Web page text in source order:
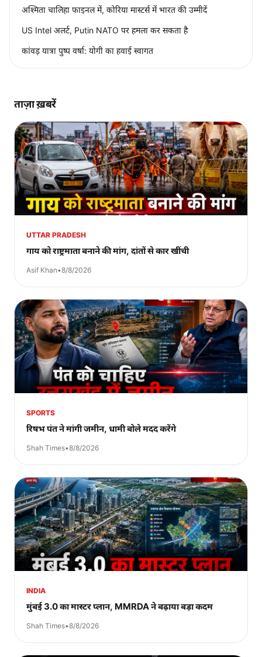
अश्मिता चालिहा फाइनल में, कोरिया मास्टर्स में भारत की उम्मीदें
US Intel अलर्ट, Putin NATO पर हमला कर सकता है
कांवड़ यात्रा पुष्प वर्षा: योगी का हवाई स्वागत
ताज़ा ख़बरें
UTTAR PRADESH
गाय को राष्ट्रमाता बनाने की मांग, दांतों से कार खींची
Asif Khan•8/8/2026
SPORTS
रिषभ पंत ने मांगी जमीन, धामी बोले मदद करेंगे
Shah Times•8/8/2026
INDIA
मुंबई 3.0 का मास्टर प्लान, MMRDA ने बढ़ाया बड़ा कदम
Shah Times•8/8/2026